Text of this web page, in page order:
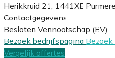
Herikkruid 21, 1441XE
Contactgegevens
Besloten Vennootschap (BV)
Bezoek bedrijfspagina
Vergelijk offertes